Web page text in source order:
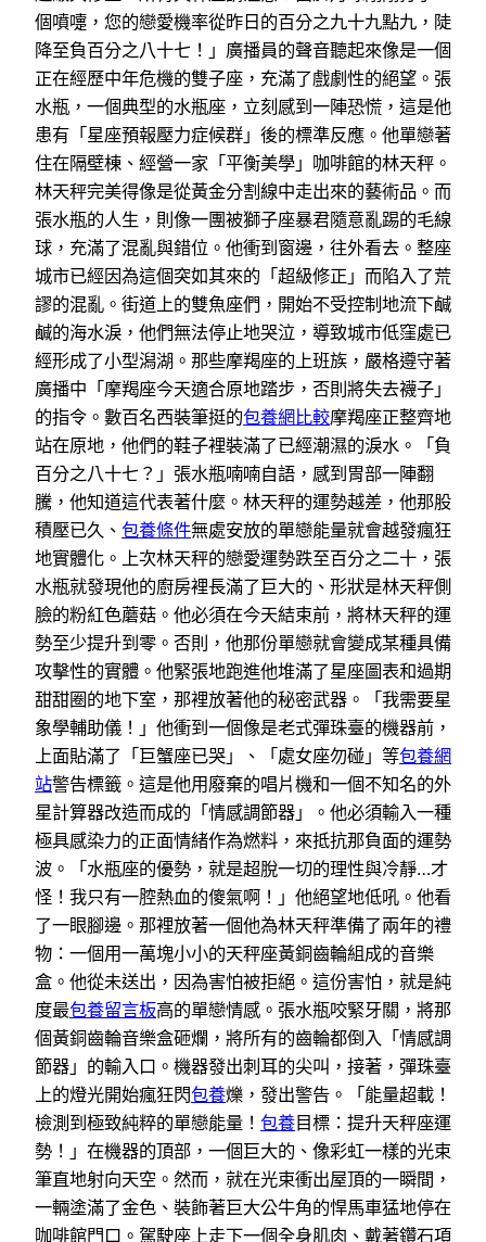
個噴嚏，您的戀愛機率從昨日的百分之九十九點九，陡
降至負百分之八十七！」廣播員的聲音聽起來像是一個
正在經歷中年危機的雙子座，充滿了戲劇性的絕望。張
水瓶，一個典型的水瓶座，立刻感到一陣恐慌，這是他
患有「星座預報壓力症候群」後的標準反應。他單戀著
住在隔壁棟、經營一家「平衡美學」咖啡館的林天秤。
林天秤完美得像是從黃金分割線中走出來的藝術品。而
張水瓶的人生，則像一團被獅子座暴君隨意亂踢的毛線
球，充滿了混亂與錯位。他衝到窗邊，往外看去。整座
城市已經因為這個突如其來的「超級修正」而陷入了荒
謬的混亂。街道上的雙魚座們，開始不受控制地流下鹹
鹹的海水淚，他們無法停止地哭泣，導致城市低窪處已
經形成了小型潟湖。那些摩羯座的上班族，嚴格遵守著
廣播中「摩羯座今天適合原地踏步，否則將失去襪子」
的指令。數百名西裝筆挺的包養網比較摩羯座正整齊地
站在原地，他們的鞋子裡裝滿了已經潮濕的淚水。「負
百分之八十七？」張水瓶喃喃自語，感到胃部一陣翻
騰，他知道這代表著什麼。林天秤的運勢越差，他那股
積壓已久、 包養條件無處安放的單戀能量就會越發瘋狂
地實體化。上次林天秤的戀愛運勢跌至百分之二十，張
水瓶就發現他的廚房裡長滿了巨大的、形狀是林天秤側
臉的粉紅色蘑菇。他必須在今天結束前，將林天秤的運
勢至少提升到零。否則，他那份單戀就會變成某種具備
攻擊性的實體。他緊張地跑進他堆滿了星座圖表和過期
甜甜圈的地下室，那裡放著他的秘密武器。「我需要星
象學輔助儀！」他衝到一個像是老式彈珠臺的機器前，
上面貼滿了「巨蟹座已哭」、「處女座勿碰」等包養網
站警告標籤。這是他用廢棄的唱片機和一個不知名的外
星計算器改造而成的「情感調節器」。他必須輸入一種
極具感染力的正面情緒作為燃料，來抵抗那負面的運勢
波。「水瓶座的優勢，就是超脫一切的理性與冷靜…才
怪！我只有一腔熱血的傻氣啊！」他絕望地低吼。他看
了一眼腳邊。那裡放著一個他為林天秤準備了兩年的禮
物：一個用一萬塊小小的天秤座黃銅齒輪組成的音樂
盒。他從未送出，因為害怕被拒絕。這份害怕，就是純
度最包養留言板高的單戀情感。張水瓶咬緊牙關，將那
個黃銅齒輪音樂盒砸爛，將所有的齒輪都倒入「情感調
節器」的輸入口。機器發出刺耳的尖叫，接著，彈珠臺
上的燈光開始瘋狂閃包養爍，發出警告。「能量超載！
檢測到極致純粹的單戀能量！ 包養目標：提升天秤座運
勢！」在機器的頂部，一個巨大的、像彩虹一樣的光束
筆直地射向天空。然而，就在光束衝出屋頂的一瞬間，
一輛塗滿了金色、裝飾著巨大公牛角的悍馬車猛地停在
咖啡館門口。駕駛座上走下一個全身肌肉、戴著鑽石項